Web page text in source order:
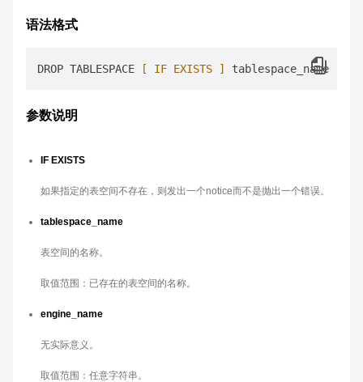
语法格式
DROP TABLESPACE [ IF EXISTS ] tablespace_name
参数说明
IF EXISTS
如果指定的表空间不存在，则发出一个notice而不是抛出一个错误。
tablespace_name
表空间的名称。
取值范围：已存在的表空间的名称。
engine_name
无实际意义。
取值范围：任意字符串。